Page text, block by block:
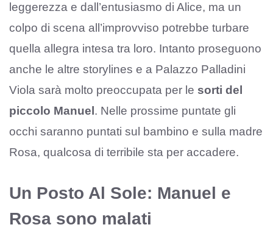
leggerezza e dall’entusiasmo di Alice, ma un
colpo di scena all’improvviso potrebbe turbare
quella allegra intesa tra loro. Intanto proseguono
anche le altre storylines e a Palazzo Palladini
Viola sarà molto preoccupata per le sorti del
piccolo Manuel . Nelle prossime puntate gli
occhi saranno puntati sul bambino e sulla madre
Rosa, qualcosa di terribile sta per accadere.
Un Posto Al Sole: Manuel e
Rosa sono malati